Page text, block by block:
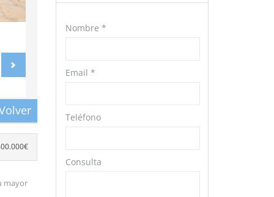
mayor
Nombre *
Email *
Teléfono
Consulta